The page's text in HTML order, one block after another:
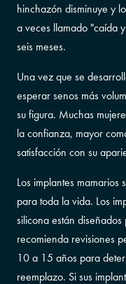
hinchazón disminuye y
a veces llamado "caída
seis meses.
Una vez que se
esperar senos más
su figura. Muchas
la confianza, mayor
satisfacción con su
Los implantes
para toda la vida. Los
silicona están
recomienda revisiones
10 a 15 años para
reemplazo. Si sus